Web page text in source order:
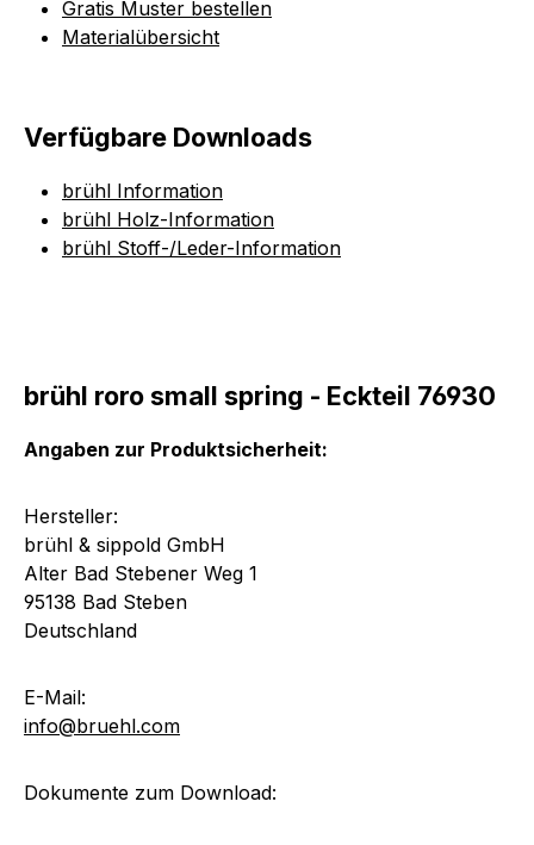
Gratis Muster bestellen
Materialübersicht
Verfügbare Downloads
brühl Information
brühl Holz-Information
brühl Stoff-/Leder-Information
brühl roro small spring - Eckteil 76930
Angaben zur Produktsicherheit:
Hersteller:
brühl & sippold GmbH
Alter Bad Stebener Weg 1
95138 Bad Steben
Deutschland
E-Mail:
info@bruehl.com
Dokumente zum Download: